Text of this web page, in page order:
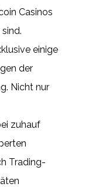
Casinos
einige
der
Nicht nur
zuhauf
Trading-